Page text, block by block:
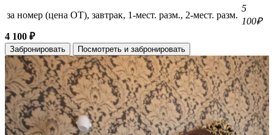
за номер (цена ОТ), завтрак, 1-мест. разм., 2-мест. разм.
5
100₽
4 100 ₽
Забронировать Посмотреть и забронировать